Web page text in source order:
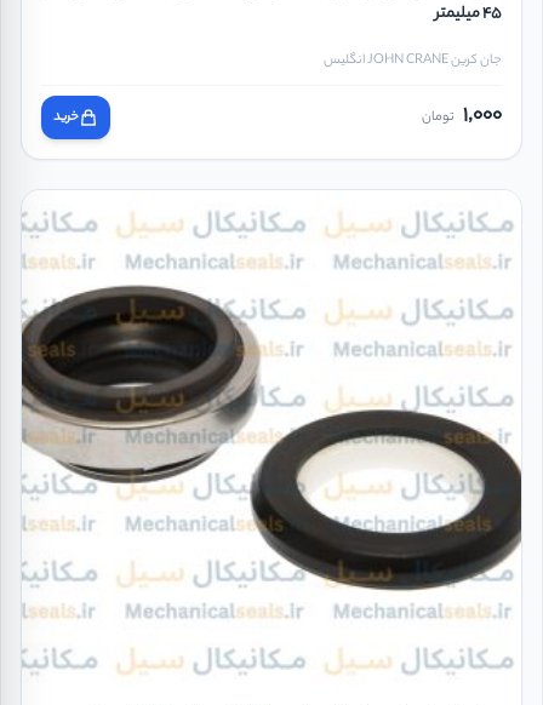
45 میلیمتر
جان کرین JOHN CRANE انگلیس
1,000 تومان خرید